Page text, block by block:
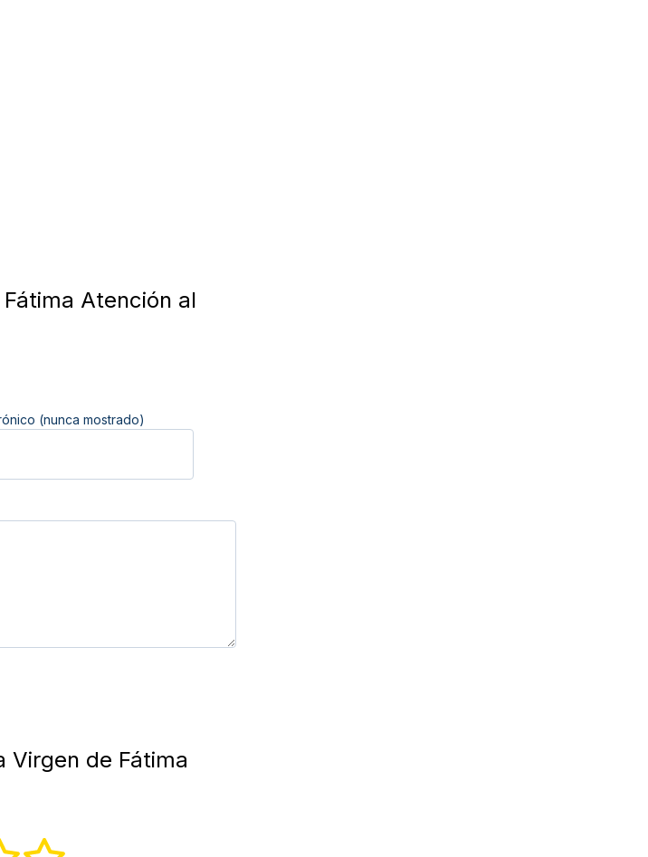
Atención al
(nunca mostrado)
Virgen de Fátima